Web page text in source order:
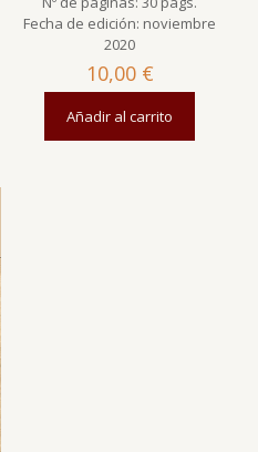
Fecha de edición: noviembre
2020
10,00 €
Añadir al carrito